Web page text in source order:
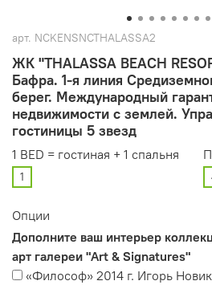
арт. NCKENSNCTHALASSA2
ЖК "THALASSA BEACH
Бафра. 1-я линия
берег. Международный
недвижимости с землей.
гостиницы 5 звезд
1 BED = гостиная + 1 спальня
1
Опции
Дополните ваш интерьер
арт галереи "Art & Signatures"
«Философ» 2014 г. Игорь